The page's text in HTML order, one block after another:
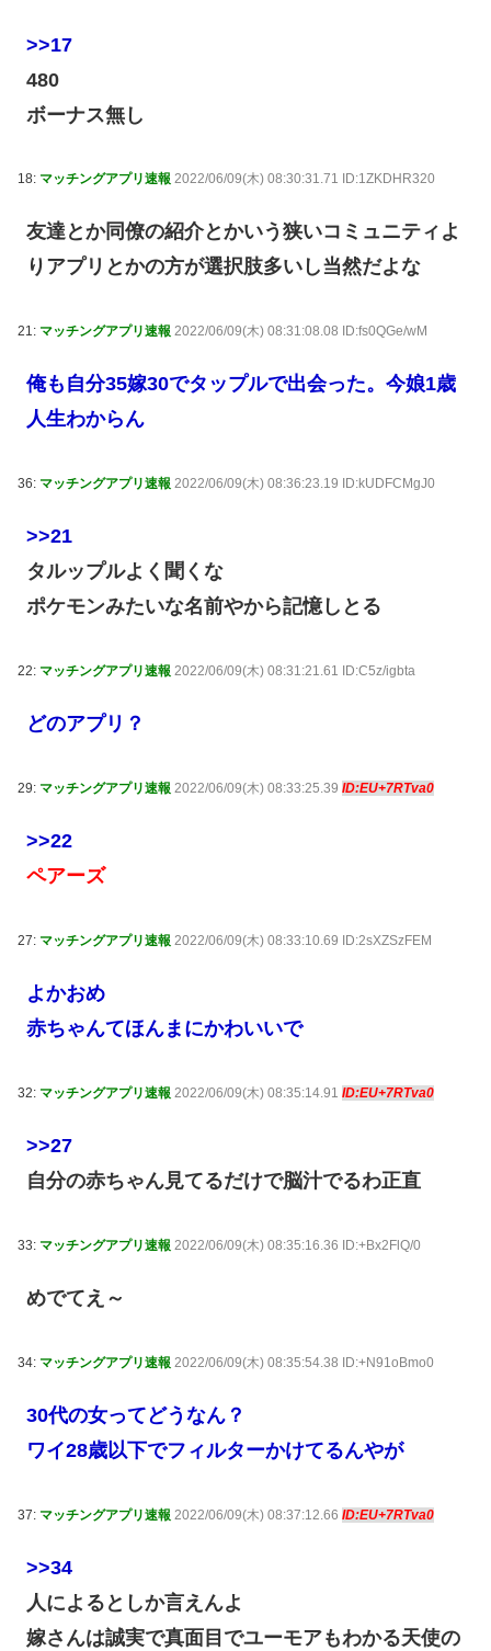
>>17
480
ボーナス無し
18: マッチングアプリ速報 2022/06/09(木) 08:30:31.71 ID:1ZKDHR320
友達とか同僚の紹介とかいう狭いコミュニティよ
りアプリとかの方が選択肢多いし当然だよな
21: マッチングアプリ速報 2022/06/09(木) 08:31:08.08 ID:fs0QGe/wM
俺も自分35嫁30でタップルで出会った。今娘1歳
人生わからん
36: マッチングアプリ速報 2022/06/09(木) 08:36:23.19 ID:kUDFCMgJ0
>>21
タルップルよく聞くな
ポケモンみたいな名前やから記憶しとる
22: マッチングアプリ速報 2022/06/09(木) 08:31:21.61 ID:C5z/igbta
どのアプリ？
29: マッチングアプリ速報 2022/06/09(木) 08:33:25.39 ID:EU+7RTva0
>>22
ペアーズ
27: マッチングアプリ速報 2022/06/09(木) 08:33:10.69 ID:2sXZSzFEM
よかおめ
赤ちゃんてほんまにかわいいで
32: マッチングアプリ速報 2022/06/09(木) 08:35:14.91 ID:EU+7RTva0
>>27
自分の赤ちゃん見てるだけで脳汁でるわ正直
33: マッチングアプリ速報 2022/06/09(木) 08:35:16.36 ID:+Bx2FlQ/0
めでてえ～
34: マッチングアプリ速報 2022/06/09(木) 08:35:54.38 ID:+N91oBmo0
30代の女ってどうなん？
ワイ28歳以下でフィルターかけてるんやが
37: マッチングアプリ速報 2022/06/09(木) 08:37:12.66 ID:EU+7RTva0
>>34
人によるとしか言えんよ
嫁さんは誠実で真面目でユーモアもわかる天使の